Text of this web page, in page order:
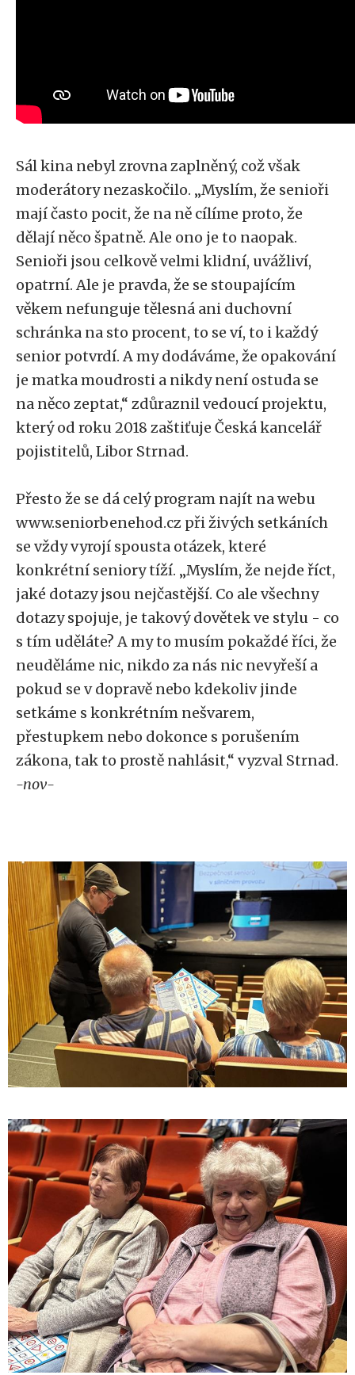
Sál kina nebyl zrovna zaplněný, což však
moderátory nezaskočilo. „Myslím, že senioři
mají často pocit, že na ně cílíme proto, že
dělají něco špatně. Ale ono je to naopak.
Senioři jsou celkově velmi klidní, uvážliví,
opatrní. Ale je pravda, že se stoupajícím
věkem nefunguje tělesná ani duchovní
schránka na sto procent, to se ví, to i každý
senior potvrdí. A my dodáváme, že opakování
je matka moudrosti a nikdy není ostuda se
na něco zeptat,“ zdůraznil vedoucí projektu,
který od roku 2018 zaštiťuje Česká kancelář
pojistitelů, Libor Strnad.
Přesto že se dá celý program najít na webu
www.seniorbenehod.cz při živých setkáních
se vždy vyrojí spousta otázek, které
konkrétní seniory tíží. „Myslím, že nejde říct,
jaké dotazy jsou nejčastější. Co ale všechny
dotazy spojuje, je takový dovětek ve stylu - co
s tím uděláte? A my to musím pokaždé říci, že
neuděláme nic, nikdo za nás nic nevyřeší a
pokud se v dopravě nebo kdekoliv jinde
setkáme s konkrétním nešvarem,
přestupkem nebo dokonce s porušením
zákona, tak to prostě nahlásit,“ vyzval Strnad.
-nov-